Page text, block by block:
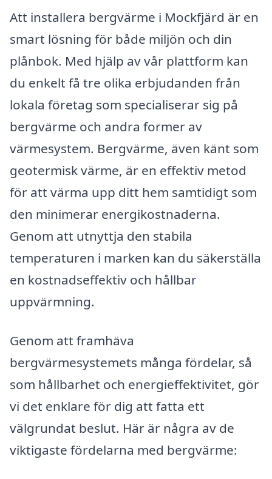
Att installera bergvärme i Mockfjärd är en
smart lösning för både miljön och din
plånbok. Med hjälp av vår plattform kan
du enkelt få tre olika erbjudanden från
lokala företag som specialiserar sig på
bergvärme och andra former av
värmesystem. Bergvärme, även känt som
geotermisk värme, är en effektiv metod
för att värma upp ditt hem samtidigt som
den minimerar energikostnaderna.
Genom att utnyttja den stabila
temperaturen i marken kan du säkerställa
en kostnadseffektiv och hållbar
uppvärmning.
Genom att framhäva
bergvärmesystemets många fördelar, så
som hållbarhet och energieffektivitet, gör
vi det enklare för dig att fatta ett
välgrundat beslut. Här är några av de
viktigaste fördelarna med bergvärme: